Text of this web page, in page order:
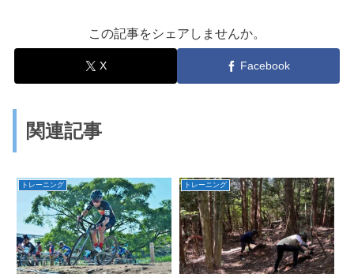
この記事をシェアしませんか。
X Facebook
関連記事
トレーニング トレーニング